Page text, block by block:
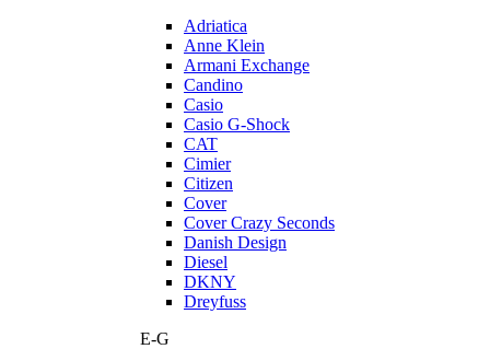
Adriatica
Anne Klein
Armani Exchange
Candino
Casio
Casio G-Shock
CAT
Cimier
Citizen
Cover
Cover Crazy Seconds
Danish Design
Diesel
DKNY
Dreyfuss
E-G